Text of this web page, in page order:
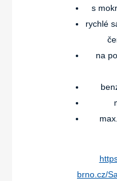
s
rychlé
na
brno.cz/